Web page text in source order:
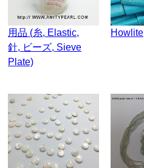
用品 (糸, Elastic,
針, ビーズ, Sieve
Plate)
Howlite